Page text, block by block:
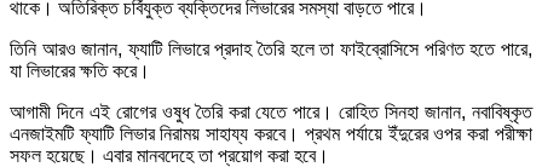
থাকে। অতিরিক্ত চর্বিযুক্ত ব্যক্তিদের লিভারের সমস্যা বাড়তে পারে।
তিনি আরও জানান, ফ্যাটি লিভারে প্রদাহ তৈরি হলে তা ফাইব্রোসিসে পরিণত হতে পারে,
যা লিভারের ক্ষতি করে।
আগামী দিনে এই রোগের ওষুধ তৈরি করা যেতে পারে। রোহিত সিনহা জানান, নবাবিষ্কৃত
এনজাইমটি ফ্যাটি লিভার নিরাময় সাহায্য করবে। প্রথম পর্যায়ে ইঁদুরের ওপর করা পরীক্ষা
সফল হয়েছে। এবার মানবদেহে তা প্রয়োগ করা হবে।